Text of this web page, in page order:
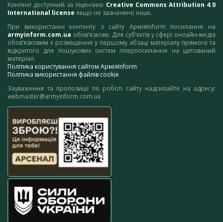
Контент доступний за ліцензією Creative Commons Attribution 4.0
International license якщо не зазначено інше.
При використанні контенту з сайту АрміяInform посилання на
armyinform.com.ua обов’язкове. Для суб’єктів у сфері онлайн-медіа
обов’язковим є розміщення у першому абзаці матеріалу прямого та
відкритого для пошукових систем гіперпосилання на цитований
матеріал.
Політика користування сайтом АрміяInform
Політика використання файлів cookie
Зауваження та пропозиції по роботі сайту надсилайте на адресу:
webmaster@armyinform.com.ua